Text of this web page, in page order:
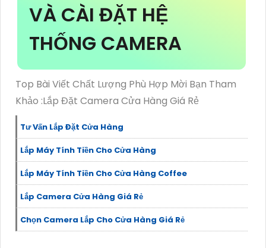
VÀ CÀI ĐẶT HỆ
THỐNG CAMERA
Top Bài Viết Chất Lượng Phù Hợp Mời Bạn Tham
Khảo :Lắp Đặt Camera Cửa Hàng Giá Rẻ
Tư Vấn Lắp Đặt Cửa Hàng
Lắp Máy Tính Tiền Cho Cửa Hàng
Lắp Máy Tính Tiền Cho Cửa Hàng Coffee
Lắp Camera Cửa Hàng Giá Rẻ
Chọn Camera Lắp Cho Cửa Hàng Giá Rẻ